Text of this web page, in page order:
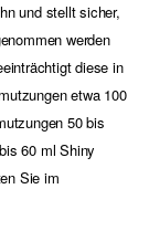
und stellt sicher,
werden
diese in
etwa 100
50 bis
60 ml Shiny
Sie im